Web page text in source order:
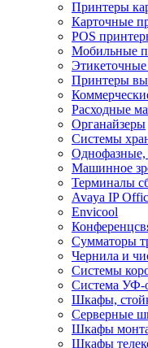
Принтеры
Карточные
POS
Мобильные
Принтеры
Расходные
Органайзеры
Системы
Машинное
Терминалы
Avaya IP
Envicool
Сумматоры
Чернила и
Системы
Cистема УФ-
Шкафы,
Серверные
Шкафы
Шкафы